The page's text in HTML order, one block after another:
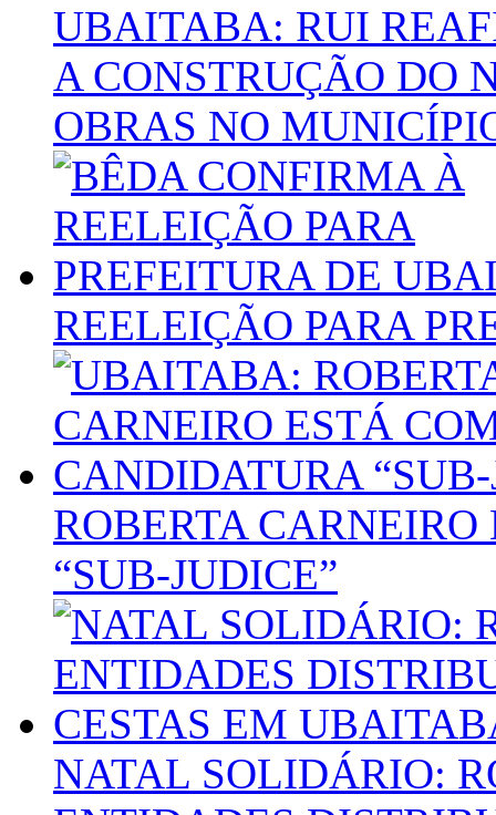
UBAITABA: RUI
A CONSTRUÇÃO DO
OBRAS NO
REELEIÇÃO PARA
ROBERTA
“SUB-JUDICE”
NATAL SOLIDÁRIO: